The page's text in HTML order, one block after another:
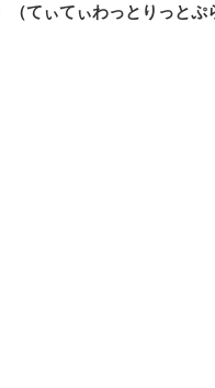
表示
てぃてぃわっとりっと